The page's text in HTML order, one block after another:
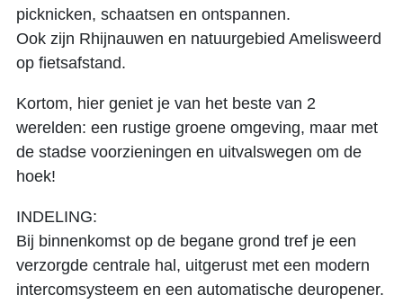
picknicken, schaatsen en ontspannen.
Ook zijn Rhijnauwen en natuurgebied Amelisweerd
op fietsafstand.
Kortom, hier geniet je van het beste van 2
werelden: een rustige groene omgeving, maar met
de stadse voorzieningen en uitvalswegen om de
hoek!
INDELING:
Bij binnenkomst op de begane grond tref je een
verzorgde centrale hal, uitgerust met een modern
intercomsysteem en een automatische deuropener.